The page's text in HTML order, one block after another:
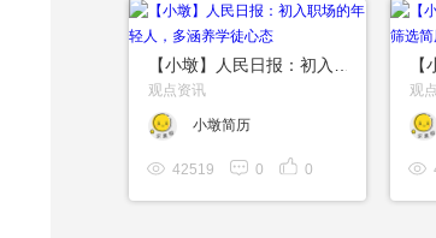
观点资讯
小墩简历
42519 0 0
观